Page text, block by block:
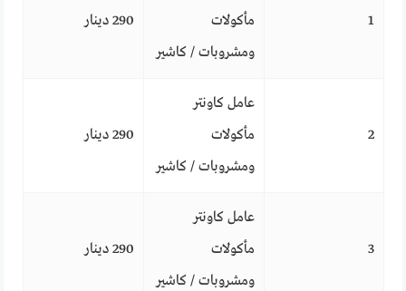
1
مأكولات
ومشروبات / كاشير
290 دينار
2
عامل كاونتر
مأكولات
ومشروبات / كاشير
290 دينار
3
عامل كاونتر
مأكولات
ومشروبات / كاشير
290 دينار